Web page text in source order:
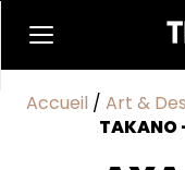
Accueil / Art &